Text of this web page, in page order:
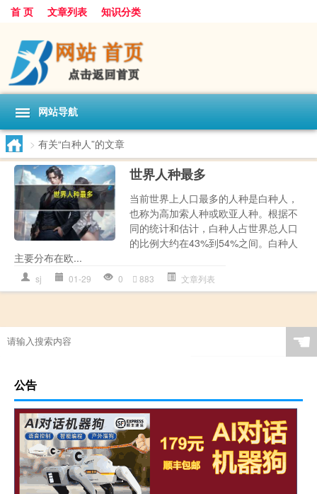
首 页 文章列表 知识分类
网站导航
> 有关“白种人”的文章
世界人种最多
当前世界上人口最多的人种是白种人，
也称为高加索人种或欧亚人种。根据不
同的统计和估计，白种人占世界总人口
的比例大约在43%到54%之间。白种人
主要分布在欧...
sj 01-29 0 883 文章列表
☚
公告